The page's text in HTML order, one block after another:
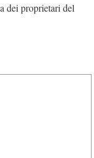
dei proprietari del